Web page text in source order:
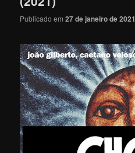
Publicado em27 de janeiro de 2021